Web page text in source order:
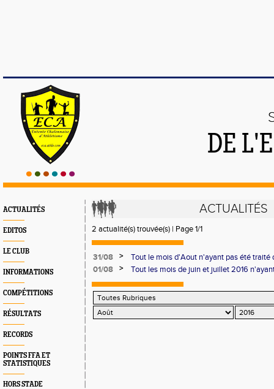
DE
ACTUALITÉS
EDITOS
LE CLUB
INFORMATIONS
COMPÉTITIONS
RÉSULTATS
RECORDS
POINTS FFA ET
STATISTIQUES
HORS STADE
ACTUALITÉS
2 actualité(s) trouvée(s) | Page 1/1
31/08 >
Tout le mois d'Aout n'ayant pas été traité
spéciale
01/08 >
Tout les mois de juin et juillet 2016